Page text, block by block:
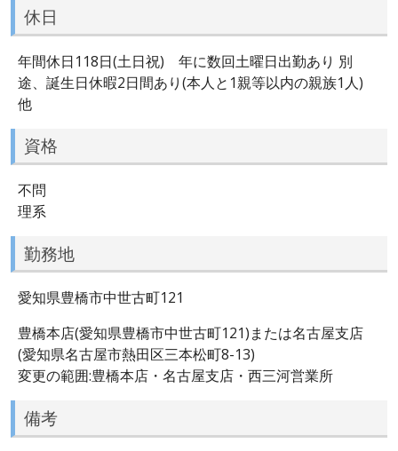
休日
年間休日118日(土日祝) 年に数回土曜日出勤あり 別
途、誕生日休暇2日間あり(本人と1親等以内の親族1人)
他
資格
不問
理系
勤務地
愛知県豊橋市中世古町121
豊橋本店(愛知県豊橋市中世古町121)または名古屋支店
(愛知県名古屋市熱田区三本松町8-13)
変更の範囲:豊橋本店・名古屋支店・西三河営業所
備考